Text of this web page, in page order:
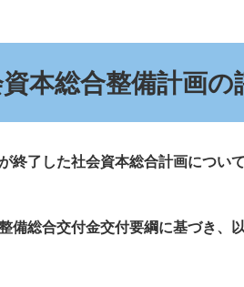
本総合整備計画の
終了した社会資本総合計画につい
備総合交付金交付要綱に基づき、